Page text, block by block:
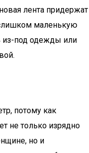
лента придержат
маленькую
из-под одежды или
потому как
не только изрядно
но и